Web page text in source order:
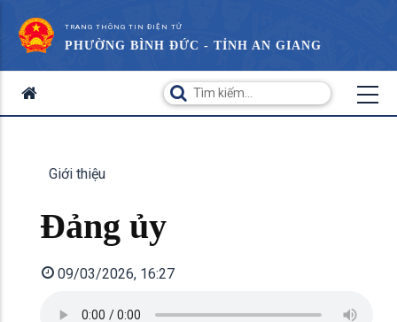
TRANG THÔNG TIN ĐIỆN TỬ
PHƯỜNG BÌNH ĐỨC - TỈNH AN GIANG
Giới thiệu
Đảng ủy
09/03/2026, 16:27